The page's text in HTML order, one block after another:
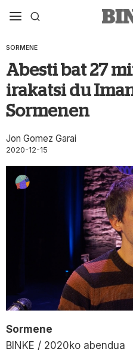
SORMENE
Abesti bat 27
irakatsi du
Sormenen
Jon Gomez Garai
2020-12-15
Sormene
BINKE / 2020ko abendua